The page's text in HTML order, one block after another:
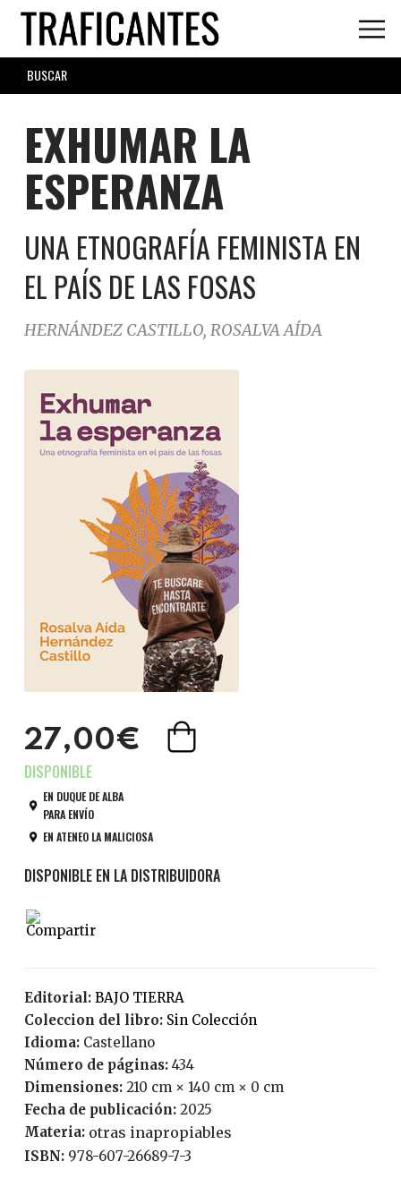
Skip
main
content
SEARCH
FORM
EXHUMAR LA
ESPERANZA
UNA ETNOGRAFÍA FEMINISTA EN
EL PAÍS DE LAS FOSAS
HERNÁNDEZ CASTILLO, ROSALVA AÍDA
27,00€
EN DUQUE DE ALBA
PARA ENVÍO
EN ATENEO LA MALICIOSA
Editorial:
BAJO TIERRA
Coleccion del libro:
Sin Colección
Idioma:
Castellano
Número de páginas:
434
Dimensiones: 210 cm × 140 cm × 0 cm
Fecha de publicación:
2025
Materia: otras inapropiables
ISBN: 978-607-26689-7-3